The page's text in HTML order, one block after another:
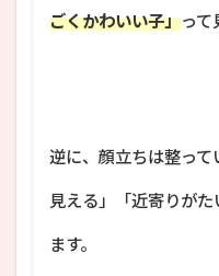
ごくかわいい子」って
逆に、顔立ちは整っ
見える」「近寄りが
ます。